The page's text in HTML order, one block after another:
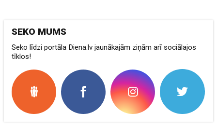
SEKO MUMS
Seko līdzi portāla Diena.lv jaunākajām ziņām arī sociālajos
tīklos!